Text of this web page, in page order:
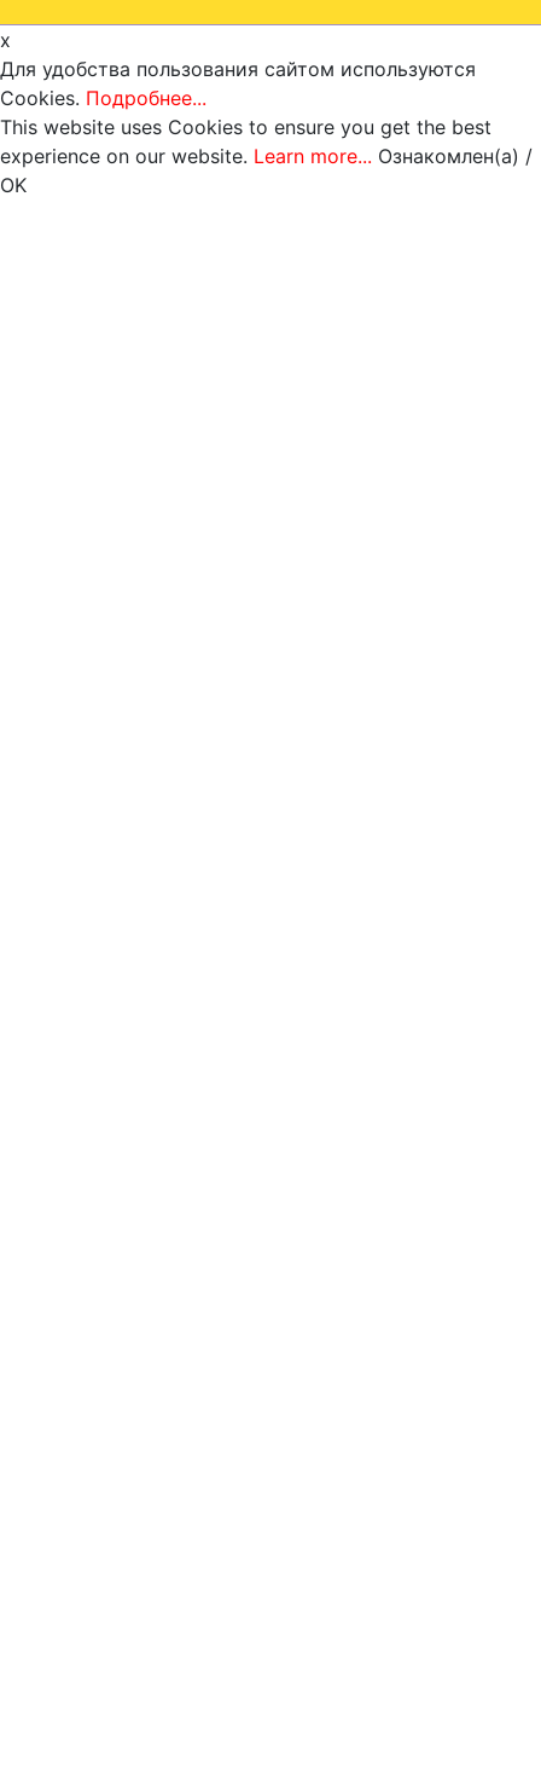
x
Для удобства пользования сайтом используются
Cookies. Подробнее...
This website uses Cookies to ensure you get the best
experience on our website. Learn more... Ознакомлен(а) /
OK